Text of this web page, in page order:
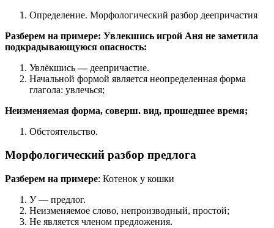
Определение. Морфологический разбор деепричастия
Разберем на примере: Увлекшись игрой Аня не заметила
подкрадывающуюся опасность:
Увлёкшись—деепричастие.
Начальной формой является неопределенная форма
глагола: увлечься;
Неизменяемая форма, соверш. вид, прошедшее время;
Обстоятельство.
Морфологический разбор предлога
Разберем на примере: Котенок у кошки
У — предлог.
Неизменяемое слово, непроизводный, простой;
Не является членом предложения.